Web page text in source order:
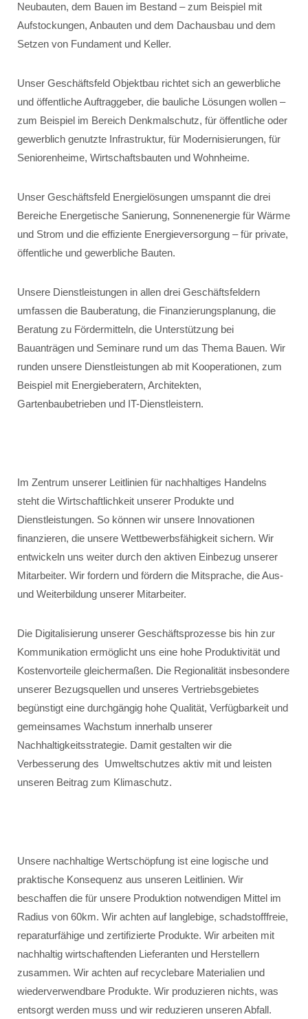
Neubauten, dem Bauen im Bestand – zum Beispiel mit
Aufstockungen, Anbauten und dem Dachausbau und dem
Setzen von Fundament und Keller.
Unser Geschäftsfeld Objektbau richtet sich an gewerbliche
und öffentliche Auftraggeber, die bauliche Lösungen wollen –
zum Beispiel im Bereich Denkmalschutz, für öffentliche oder
gewerblich genutzte Infrastruktur, für Modernisierungen, für
Seniorenheime, Wirtschaftsbauten und Wohnheime.
Unser Geschäftsfeld Energielösungen umspannt die drei
Bereiche Energetische Sanierung, Sonnenenergie für Wärme
und Strom und die effiziente Energieversorgung – für private,
öffentliche und gewerbliche Bauten.
Unsere Dienstleistungen in allen drei Geschäftsfeldern
umfassen die Bauberatung, die Finanzierungsplanung, die
Beratung zu Fördermitteln, die Unterstützung bei
Bauanträgen und Seminare rund um das Thema Bauen. Wir
runden unsere Dienstleistungen ab mit Kooperationen, zum
Beispiel mit Energieberatern, Architekten,
Gartenbaubetrieben und IT-Dienstleistern.
Im Zentrum unserer Leitlinien für nachhaltiges Handelns
steht die Wirtschaftlichkeit unserer Produkte und
Dienstleistungen. So können wir unsere Innovationen
finanzieren, die unsere Wettbewerbsfähigkeit sichern. Wir
entwickeln uns weiter durch den aktiven Einbezug unserer
Mitarbeiter. Wir fordern und fördern die Mitsprache, die Aus-
und Weiterbildung unserer Mitarbeiter.
Die Digitalisierung unserer Geschäftsprozesse bis hin zur
Kommunikation ermöglicht uns eine hohe Produktivität und
Kostenvorteile gleichermaßen. Die Regionalität insbesondere
unserer Bezugsquellen und unseres Vertriebsgebietes
begünstigt eine durchgängig hohe Qualität, Verfügbarkeit und
gemeinsames Wachstum innerhalb unserer
Nachhaltigkeitsstrategie. Damit gestalten wir die
Verbesserung des Umweltschutzes aktiv mit und leisten
unseren Beitrag zum Klimaschutz.
Unsere nachhaltige Wertschöpfung ist eine logische und
praktische Konsequenz aus unseren Leitlinien. Wir
beschaffen die für unsere Produktion notwendigen Mittel im
Radius von 60km. Wir achten auf langlebige, schadstofffreie,
reparaturfähige und zertifizierte Produkte. Wir arbeiten mit
nachhaltig wirtschaftenden Lieferanten und Herstellern
zusammen. Wir achten auf recyclebare Materialien und
wiederverwendbare Produkte. Wir produzieren nichts, was
entsorgt werden muss und wir reduzieren unseren Abfall.